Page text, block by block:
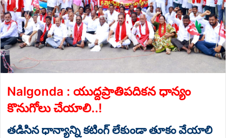
Nalgonda : యుద్దప్రాతిపదికన ధాన్యం
కొనుగోలు చేయాలి..!
తడిసిన ధాన్యాన్ని కటింగ్ లేకుండా తూకం వేయాలి